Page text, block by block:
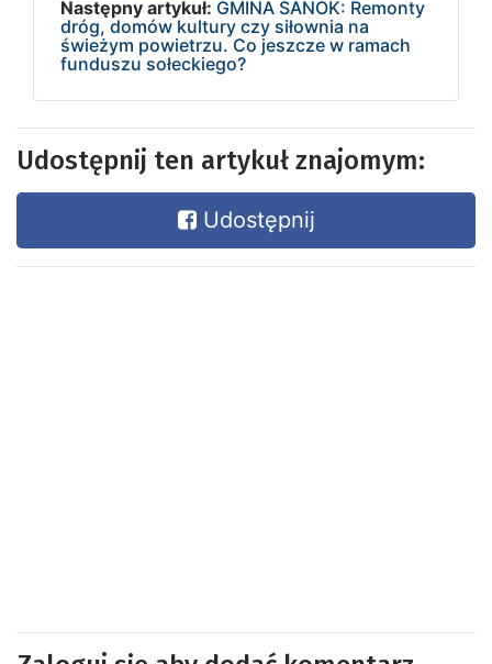
Następny artykuł: GMINA SANOK: Remonty
dróg, domów kultury czy siłownia na
świeżym powietrzu. Co jeszcze w ramach
funduszu sołeckiego?
Udostępnij ten artykuł znajomym:
Udostępnij